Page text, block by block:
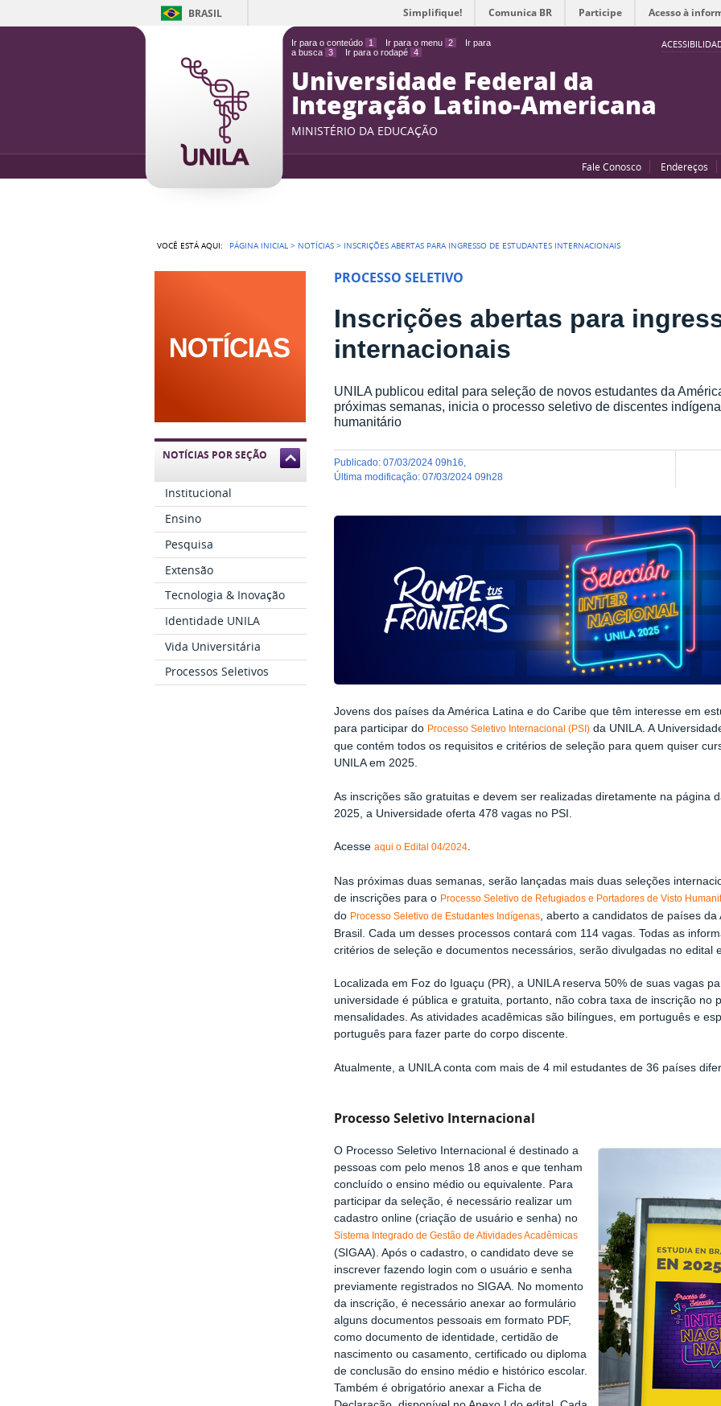
Ir para o conteúdo 1 Ir para o menu 2
Ir para
a busca 3 Ir para o rodapé 4
BRASIL Simplifique! Comunica BR Participe Acesso à
Universidade Federal da
Integração Latino-Americana
MINISTÉRIO DA EDUCAÇÃO
Fale Conosco Endereços
VOCÊ ESTÁ AQUI: PÁGINA INICIAL > NOTÍCIAS > INSCRIÇÕES ABERTAS PARA INGRESSO DE ESTUDANTES INTERNACIONAIS
NOTÍCIAS POR SEÇÃO
Institucional
Ensino
Pesquisa
Extensão
Tecnologia & Inovação
Identidade UNILA
Vida Universitária
Processos Seletivos
PROCESSO SELETIVO
Inscrições abertas para
internacionais
UNILA publicou edital para seleção de novos estudantes da
próximas semanas, inicia o processo seletivo de discentes
humanitário
publicado:07/03/2024 09h16
última modificação:07/03/2024 09h28
Jovens dos países da América Latina e do Caribe que têm interesse em
para participar do Processo Seletivo Internacional (PSI) da UNILA. A
que contém todos os requisitos e critérios de seleção para quem quiser
UNILA em 2025.
As inscrições são gratuitas e devem ser realizadas diretamente na página
2025, a Universidade oferta 478 vagas no PSI.
Acesseaqui o Edital 04/2024.
Nas próximas duas semanas, serão lançadas mais duas seleções
de inscrições para o Processo Seletivo de Refugiados e Portadores de Visto
do Processo Seletivo de Estudantes Indígenas , aberto a candidatos de países
Brasil. Cada um desses processos contará com 114 vagas. Todas as
critérios de seleção e documentos necessários, serão divulgadas no edital
Localizada em Foz do Iguaçu (PR), a UNILA reserva 50% de suas vagas
universidade é pública e gratuita, portanto, não cobra taxa de inscrição no
mensalidades. As atividades acadêmicas são bilíngues, em português e
português para fazer parte do corpo discente.
Atualmente, a UNILA conta com mais de 4 mil estudantes de 36 países
Processo Seletivo Internacional
O Processo Seletivo Internacional é destinado a
pessoas com pelo menos 18 anos e que tenham
concluído o ensino médio ou equivalente. Para
participar da seleção, é necessário realizar um
cadastro online (criação de usuário e senha) no
Sistema Integrado de Gestão de Atividades Acadêmicas
(SIGAA). Após o cadastro, o candidato deve se
inscrever fazendo login com o usuário e senha
previamente registrados no SIGAA. No momento
da inscrição, é necessário anexar ao formulário
alguns documentos pessoais em formato PDF,
como documento de identidade, certidão de
nascimento ou casamento, certificado ou diploma
de conclusão do ensino médio e histórico escolar.
Também é obrigatório anexar a Ficha de